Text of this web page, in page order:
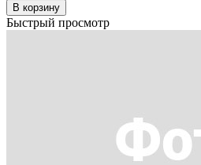
В корзину
Быстрый просмотр